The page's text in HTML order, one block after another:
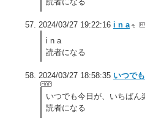
2024/03/27 19:22:16 i n a
i n a
読者になる
2024/03/27 18:58:35 いつで
いつでも今日が、いちばん
読者になる